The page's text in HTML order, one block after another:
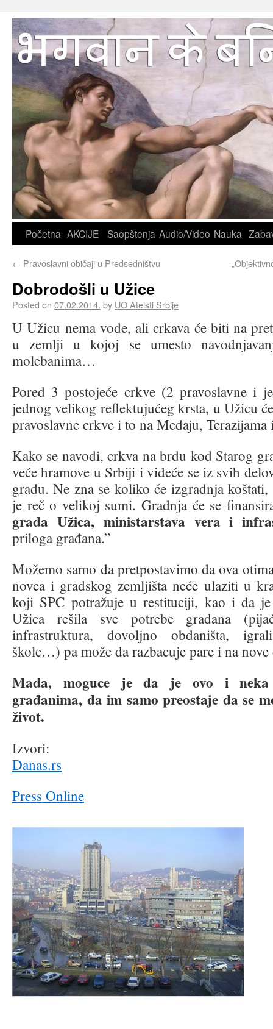
Početna AKCIJE Saopštenja Audio/Video Nauka
← Pravoslavni običaji u Predsedništvu
Dobrodošli u Užice
Posted on 07.02.2014. by UO Ateisti Srbije
U Užicu nema vode, ali crkava će biti na
u zemlji u kojoj se umesto
molebanima…
Pored 3 postojeće crkve (2 pravoslavne i
jednog velikog reflektujućeg krsta, u Užicu
pravoslavne crkve i to na Medaju,
Kako se navodi, crkva na brdu kod Starog
veće hramove u Srbiji i videće se iz svih
gradu. Ne zna se koliko će izgradnja
je reč o velikoj sumi. Gradnja će se
grada Užica, ministarstava vera i
priloga građana.”
Možemo samo da pretpostavimo da ova
novca i gradskog zemljišta neće ulaziti u
koji SPC potražuje u restituciji, kao i da je
Užica rešila sve potrebe gradana
infrastruktura, dovoljno obdaništa,
škole…) pa može da razbacuje pare i na
Mada, moguce je da je ovo i
građanima, da im samo preostaje da se
život.
Izvori:
Danas.rs
Press Online